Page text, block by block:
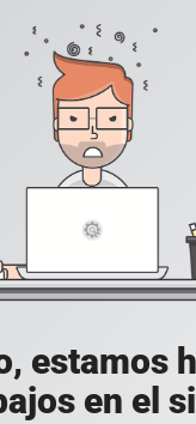
estamos
en el